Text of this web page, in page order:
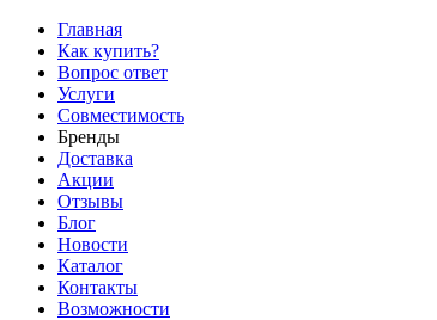
Главная
Как купить?
Вопрос ответ
Услуги
Совместимость
Бренды
Доставка
Акции
Отзывы
Блог
Новости
Каталог
Контакты
Возможности